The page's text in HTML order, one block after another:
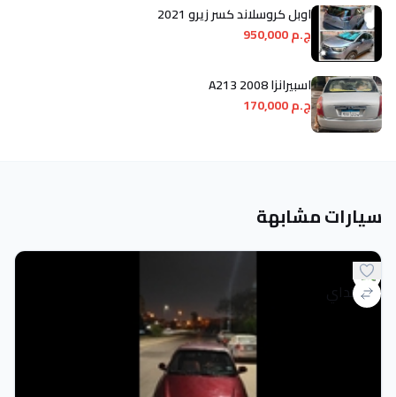
اوبل كروسلاند كسر زيرو 2021
ج.م 950,000
اسبيرانزا A213 2008
ج.م 170,000
سيارات مشابهة